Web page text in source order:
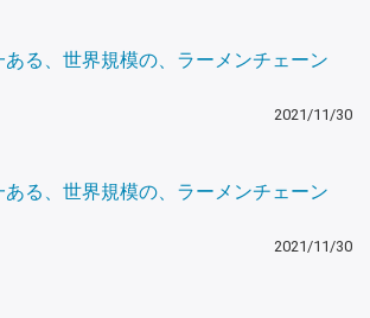
る、世界規模の、ラーメンチェーン
2021/11/30
る、世界規模の、ラーメンチェーン
2021/11/30